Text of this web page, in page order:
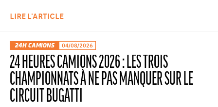
LIRE L'ARTICLE
24H CAMIONS 04/08/2026
24 HEURES CAMIONS 2026 : LES TROIS
CHAMPIONNATS À NE PAS MANQUER SUR LE
CIRCUIT BUGATTI